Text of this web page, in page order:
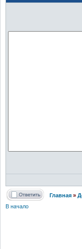
Главная »
В начало